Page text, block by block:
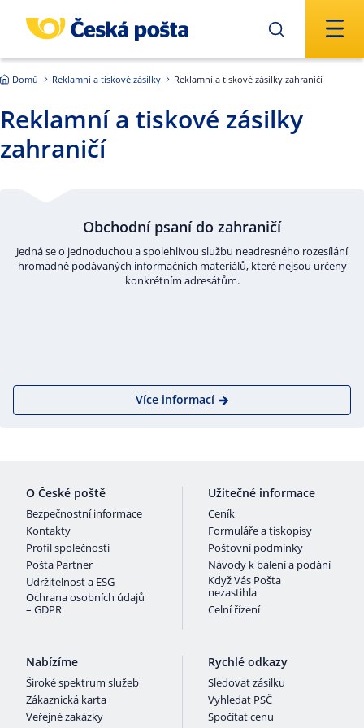
Domů Reklamní a tiskové zásilky Reklamní a tiskové zásilky zahraničí
Reklamní a tiskové zásilky
zahraničí
Obchodní psaní do zahraničí
Jedná se o jednoduchou a spolehlivou službu neadresného rozesílání
hromadně podávaných informačních materiálů, které nejsou určeny
konkrétním adresátům.
Více informací
O České poště
Bezpečnostní informace
Kontakty
Profil společnosti
Pošta Partner
Udržitelnost a ESG
Ochrana osobních údajů
– GDPR
Užitečné informace
Ceník
Formuláře a tiskopisy
Poštovní podmínky
Návody k balení a podání
Když Vás Pošta
nezastihla
Celní řízení
Nabízíme
Široké spektrum služeb
Zákaznická karta
Veřejné zakázky
Rychlé odkazy
Sledovat zásilku
Vyhledat PSČ
Spočítat cenu